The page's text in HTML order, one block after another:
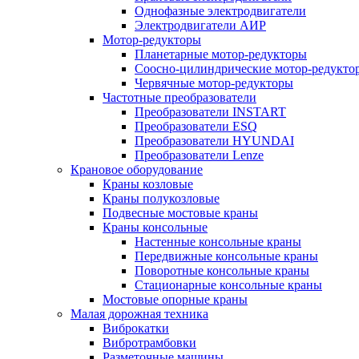
Однофазные электродвигатели
Электродвигатели АИР
Мотор-редукторы
Планетарные мотор-редукторы
Соосно-цилиндрические мотор-
Червячные мотор-редукторы
Частотные преобразователи
Преобразователи INSTART
Преобразователи ESQ
Преобразователи HYUNDAI
Преобразователи Lenze
Крановое оборудование
Краны козловые
Краны полукозловые
Подвесные мостовые краны
Краны консольные
Настенные консольные краны
Передвижные консольные краны
Поворотные консольные краны
Стационарные консольные краны
Мостовые опорные краны
Малая дорожная техника
Виброкатки
Вибротрамбовки